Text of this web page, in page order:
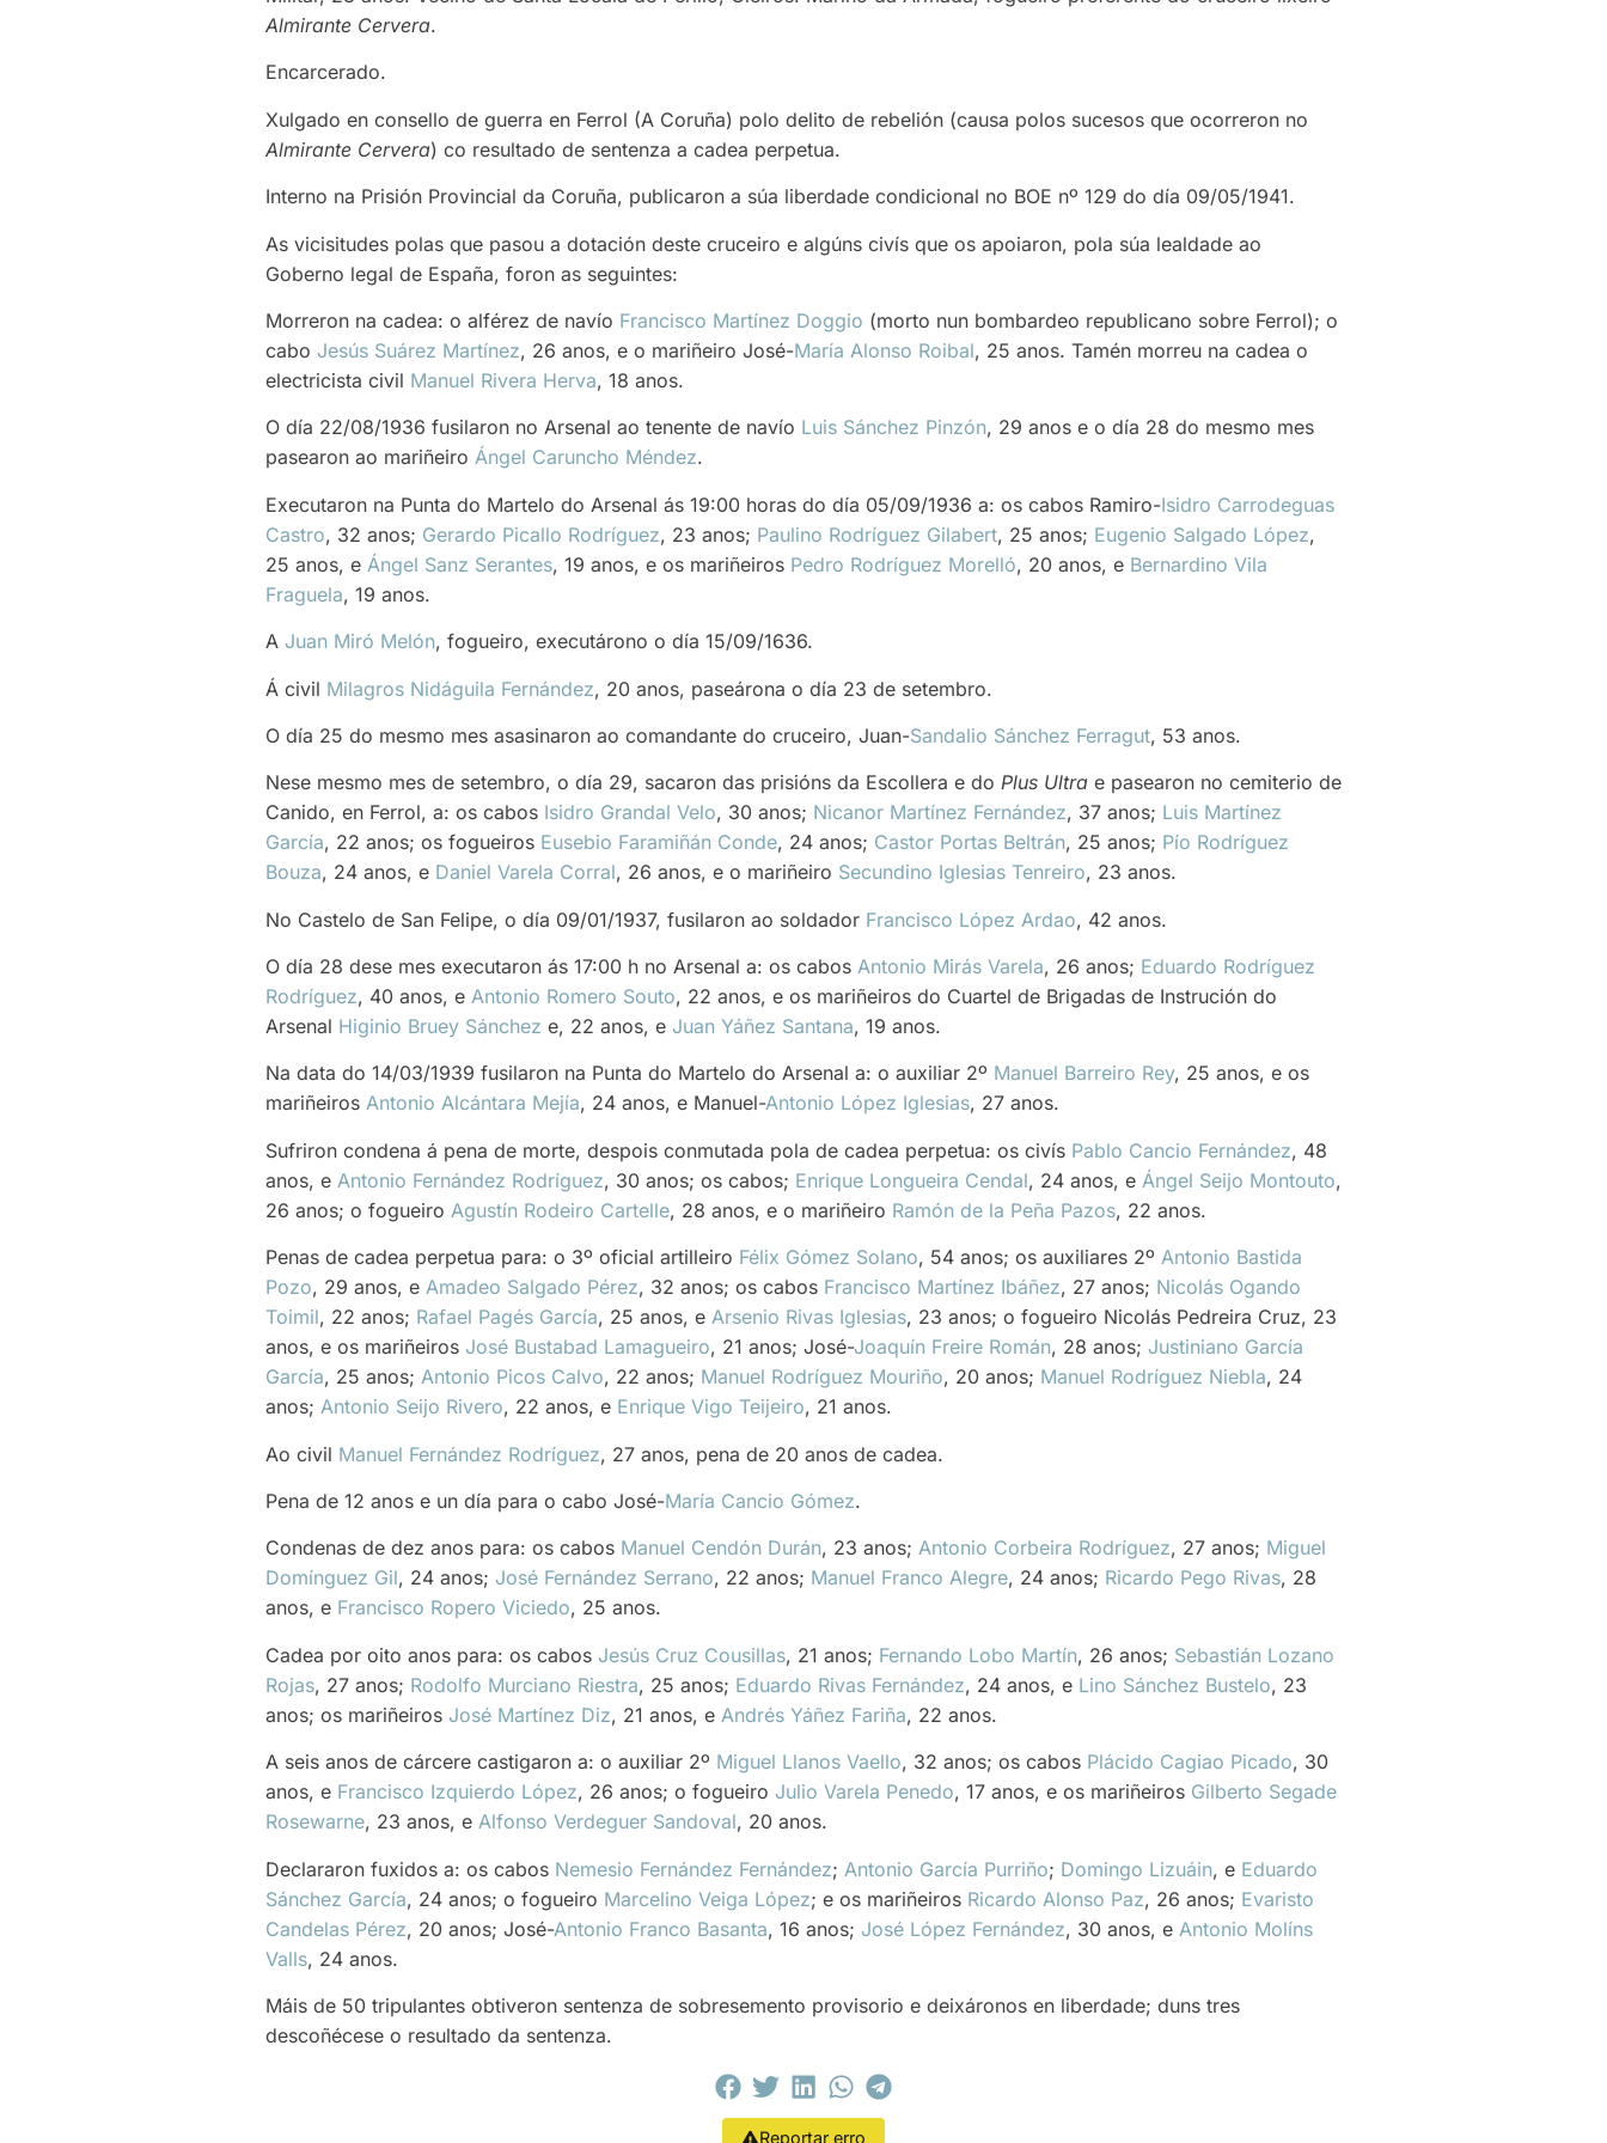
Almirante Cervera.
Encarcerado.
Xulgado en consello de guerra en Ferrol (A Coruña) polo delito de rebelión (causa polos sucesos que ocorreron no
Almirante Cervera) co resultado de sentenza a cadea perpetua.
Interno na Prisión Provincial da Coruña, publicaron a súa liberdade condicional no BOE nº 129 do día 09/05/1941.
As vicisitudes polas que pasou a dotación deste cruceiro e algúns civís que os apoiaron, pola súa lealdade ao
Goberno legal de España, foron as seguintes:
Morreron na cadea: o alférez de navío Francisco Martínez Doggio (morto nun bombardeo republicano sobre Ferrol); o
cabo Jesús Suárez Martínez, 26 anos, e o mariñeiro José-María Alonso Roibal, 25 anos. Tamén morreu na cadea o
electricista civil Manuel Rivera Herva, 18 anos.
O día 22/08/1936 fusilaron no Arsenal ao tenente de navío Luis Sánchez Pinzón, 29 anos e o día 28 do mesmo mes
pasearon ao mariñeiro Ángel Caruncho Méndez.
Executaron na Punta do Martelo do Arsenal ás 19:00 horas do día 05/09/1936 a: os cabos Ramiro-Isidro Carrodeguas
Castro, 32 anos; Gerardo Picallo Rodríguez, 23 anos; Paulino Rodríguez Gilabert, 25 anos; Eugenio Salgado López,
25 anos, e Ángel Sanz Serantes, 19 anos, e os mariñeiros Pedro Rodríguez Morelló, 20 anos, e Bernardino Vila
Fraguela, 19 anos.
A Juan Miró Melón, fogueiro, executárono o día 15/09/1636.
Á civil Milagros Nidáguila Fernández, 20 anos, paseárona o día 23 de setembro.
O día 25 do mesmo mes asasinaron ao comandante do cruceiro, Juan-Sandalio Sánchez Ferragut, 53 anos.
Nese mesmo mes de setembro, o día 29, sacaron das prisións da Escollera e do Plus Ultra e pasearon no cemiterio de
Canido, en Ferrol, a: os cabos Isidro Grandal Velo, 30 anos; Nicanor Martínez Fernández, 37 anos; Luis Martínez
García, 22 anos; os fogueiros Eusebio Faramiñán Conde, 24 anos; Castor Portas Beltrán, 25 anos; Pío Rodríguez
Bouza, 24 anos, e Daniel Varela Corral, 26 anos, e o mariñeiro Secundino Iglesias Tenreiro, 23 anos.
No Castelo de San Felipe, o día 09/01/1937, fusilaron ao soldador Francisco López Ardao, 42 anos.
O día 28 dese mes executaron ás 17:00 h no Arsenal a: os cabos Antonio Mirás Varela, 26 anos; Eduardo Rodríguez
Rodríguez, 40 anos, e Antonio Romero Souto, 22 anos, e os mariñeiros do Cuartel de Brigadas de Instrución do
Arsenal Higinio Bruey Sánchez e, 22 anos, e Juan Yáñez Santana, 19 anos.
Na data do 14/03/1939 fusilaron na Punta do Martelo do Arsenal a: o auxiliar 2º Manuel Barreiro Rey, 25 anos, e os
mariñeiros Antonio Alcántara Mejía, 24 anos, e Manuel-Antonio López Iglesias, 27 anos.
Sufriron condena á pena de morte, despois conmutada pola de cadea perpetua: os civís Pablo Cancio Fernández, 48
anos, e Antonio Fernández Rodríguez, 30 anos; os cabos; Enrique Longueira Cendal, 24 anos, e Ángel Seijo Montouto,
26 anos; o fogueiro Agustín Rodeiro Cartelle, 28 anos, e o mariñeiro Ramón de la Peña Pazos, 22 anos.
Penas de cadea perpetua para: o 3º oficial artilleiro Félix Gómez Solano, 54 anos; os auxiliares 2º Antonio Bastida
Pozo, 29 anos, e Amadeo Salgado Pérez, 32 anos; os cabos Francisco Martínez Ibáñez, 27 anos; Nicolás Ogando
Toimil, 22 anos; Rafael Pagés García, 25 anos, e Arsenio Rivas Iglesias, 23 anos; o fogueiro Nicolás Pedreira Cruz, 23
anos, e os mariñeiros José Bustabad Lamagueiro, 21 anos; José-Joaquín Freire Román, 28 anos; Justiniano García
García, 25 anos; Antonio Picos Calvo, 22 anos; Manuel Rodríguez Mouriño, 20 anos; Manuel Rodríguez Niebla, 24
anos; Antonio Seijo Rivero, 22 anos, e Enrique Vigo Teijeiro, 21 anos.
Ao civil Manuel Fernández Rodríguez, 27 anos, pena de 20 anos de cadea.
Pena de 12 anos e un día para o cabo José-María Cancio Gómez.
Condenas de dez anos para: os cabos Manuel Cendón Durán, 23 anos; Antonio Corbeira Rodríguez, 27 anos; Miguel
Domínguez Gil, 24 anos; José Fernández Serrano, 22 anos; Manuel Franco Alegre, 24 anos; Ricardo Pego Rivas, 28
anos, e Francisco Ropero Viciedo, 25 anos.
Cadea por oito anos para: os cabos Jesús Cruz Cousillas, 21 anos; Fernando Lobo Martín, 26 anos; Sebastián Lozano
Rojas, 27 anos; Rodolfo Murciano Riestra, 25 anos; Eduardo Rivas Fernández, 24 anos, e Lino Sánchez Bustelo, 23
anos; os mariñeiros José Martínez Diz, 21 anos, e Andrés Yáñez Fariña, 22 anos.
A seis anos de cárcere castigaron a: o auxiliar 2º Miguel Llanos Vaello, 32 anos; os cabos Plácido Cagiao Picado, 30
anos, e Francisco Izquierdo López, 26 anos; o fogueiro Julio Varela Penedo, 17 anos, e os mariñeiros Gilberto Segade
Rosewarne, 23 anos, e Alfonso Verdeguer Sandoval, 20 anos.
Declararon fuxidos a: os cabos Nemesio Fernández Fernández; Antonio García Purriño; Domingo Lizuáin, e Eduardo
Sánchez García, 24 anos; o fogueiro Marcelino Veiga López; e os mariñeiros Ricardo Alonso Paz, 26 anos; Evaristo
Candelas Pérez, 20 anos; José-Antonio Franco Basanta, 16 anos; José López Fernández, 30 anos, e Antonio Molíns
Valls, 24 anos.
Máis de 50 tripulantes obtiveron sentenza de sobresemento provisorio e deixáronos en liberdade; duns tres
descoñécese o resultado da sentenza.
Reportar erro